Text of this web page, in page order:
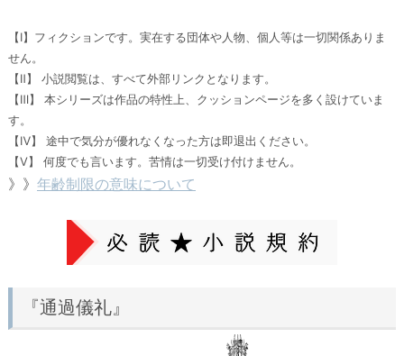
【Ⅰ】フィクションです。実在する団体や人物、個人等は一切関係ありま
せん。
【Ⅱ】 小説閲覧は、すべて外部リンクとなります。
【Ⅲ】 本シリーズは作品の特性上、クッションページを多く設けていま
す。
【Ⅳ】 途中で気分が優れなくなった方は即退出ください。
【Ⅴ】 何度でも言います。苦情は一切受け付けません。
》》 年齢制限の意味について
『通過儀礼』